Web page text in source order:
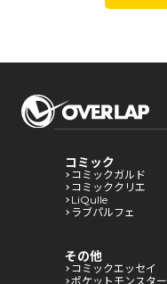
コミック
コミックガルド
コミッククリエ
LiQulle
ラブパルフェ
その他
コミックエッセイ
ポケットモンスター